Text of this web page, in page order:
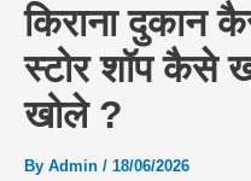
किराना
स्टोर शॉप कैसे
खोले ?
By Admin / 18/06/2026